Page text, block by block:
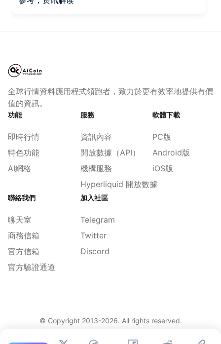
全球行情資料應用程式領跑者，致力於更有效率地提供有價
值的資訊。
功能
即時行情
特色功能
AI網格
服務
資訊內容
開放數據（API）
機構服務
Hyperliquid 開放數據
軟體下載
PC版
Android版
iOS版
聯絡我們
聊天室
商務信箱
官方信箱
官方驗證通道
加入社區
Telegram
Twitter
Discord
© Copyright 2013-2026. All rights reserved.
简体繁體 |舊版